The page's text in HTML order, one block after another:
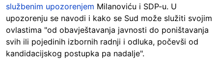
službenim upozorenjem Milanoviću i SDP-u. U
upozorenju se navodi i kako se Sud može služiti svojim
ovlastima "od obavještavanja javnosti do poništavanja
svih ili pojedinih izbornih radnji i odluka, počevši od
kandidacijskog postupka pa nadalje".